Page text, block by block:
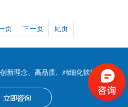
页 下一页 尾页
新理念、高品质、精细化软件开发